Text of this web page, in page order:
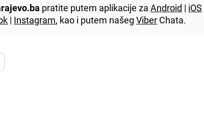
pratite putem aplikacije zaAndroid | iOS
| Instagram, kao i putem našegViber Chata.